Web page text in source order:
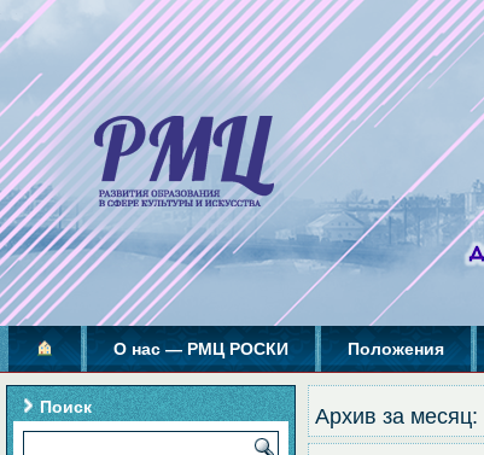
О нас — РМЦ РОСКИ Положения
Поиск Архив за месяц: